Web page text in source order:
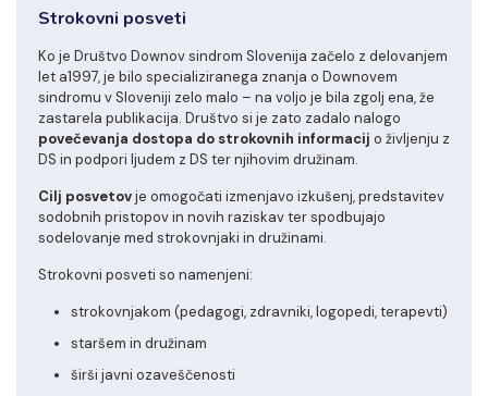
Strokovni posveti
Ko je Društvo Downov sindrom Slovenija začelo z delovanjem
let a1997, je bilo specializiranega znanja o Downovem
sindromu v Sloveniji zelo malo – na voljo je bila zgolj ena, že
zastarela publikacija. Društvo si je zato zadalo nalogo
povečevanja dostopa do strokovnih informacij o življenju z
DS in podpori ljudem z DS ter njihovim družinam.
Cilj posvetovje omogočati izmenjavo izkušenj, predstavitev
sodobnih pristopov in novih raziskav ter spodbujajo
sodelovanje med strokovnjaki in družinami.
Strokovni posveti so namenjeni:
strokovnjakom (pedagogi, zdravniki, logopedi, terapevti)
staršem in družinam
širši javni ozaveščenosti